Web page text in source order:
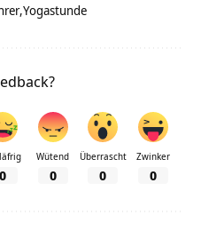
Yogastunde
0
Wütend
0
Überrascht
0
Zwinker
0